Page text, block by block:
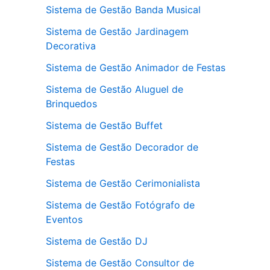
Sistema de Gestão Banda Musical
Sistema de Gestão Jardinagem
Decorativa
Sistema de Gestão Animador de Festas
Sistema de Gestão Aluguel de
Brinquedos
Sistema de Gestão Buffet
Sistema de Gestão Decorador de
Festas
Sistema de Gestão Cerimonialista
Sistema de Gestão Fotógrafo de
Eventos
Sistema de Gestão DJ
Sistema de Gestão Consultor de